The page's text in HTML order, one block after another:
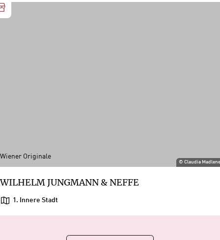
©Claudia
Wiener Originale
WILHELM JUNGMANN & NEFFE
1. Innere Stadt